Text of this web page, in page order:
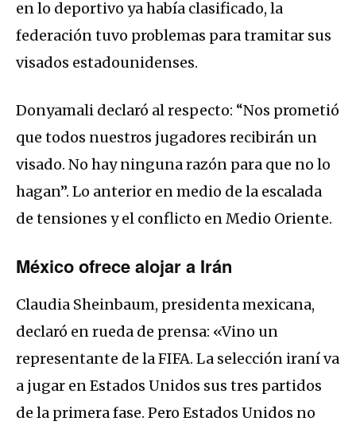
en lo deportivo ya había clasificado, la
federación tuvo problemas para tramitar sus
visados estadounidenses.
Donyamali declaró al respecto: “Nos prometió
que todos nuestros jugadores recibirán un
visado. No hay ninguna razón para que no lo
hagan”. Lo anterior en medio de la escalada
de tensiones y el conflicto en Medio Oriente.
México ofrece alojar a Irán
Claudia Sheinbaum, presidenta mexicana,
declaró en rueda de prensa: «Vino un
representante de la FIFA. La selección iraní va
a jugar en Estados Unidos sus tres partidos
de la primera fase. Pero Estados Unidos no